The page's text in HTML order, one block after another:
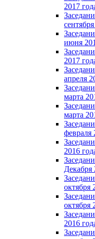
2017
июня
2017
апреля
марта
марта
февраля
2016
Декабря
октября
октября
2016